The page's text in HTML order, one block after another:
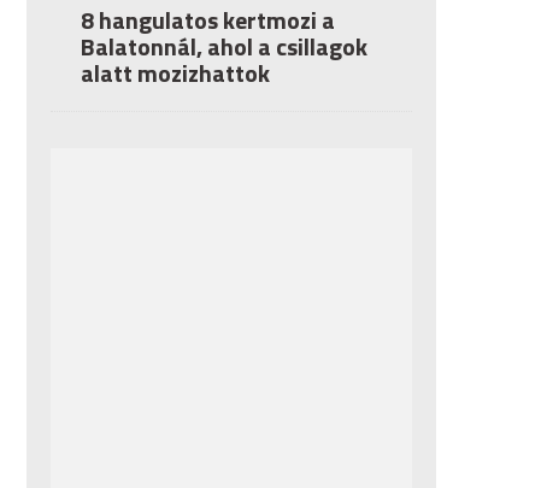
8 hangulatos kertmozi a
Balatonnál, ahol a csillagok
alatt mozizhattok